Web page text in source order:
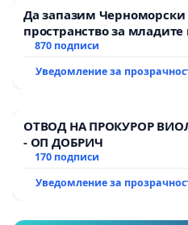
С уважение:
Граждани на Република
Автори: Л. Авджийски,
Да запазим
пространство за младите
870 подписи
Уведомление за
ОТВОД НА ПРОКУРОР
- ОП ДОБРИЧ
170 подписи
Уведомление за